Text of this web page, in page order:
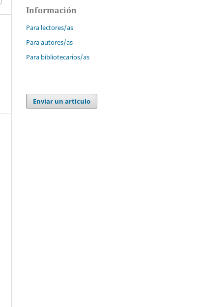
Información
Para lectores/as
Para autores/as
Para bibliotecarios/as
Enviar un artículo